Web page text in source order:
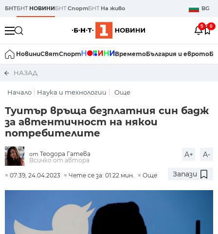
БНТБНТ НОВИНИБНТСпортБНТ На живо BG
5 0
НовиниСвятСпорт ВреметоБългария и еврото
НАЗАД
Начало Наука и технологии Още
Туитър връща безплатния син бадж
за автентичност на някои
потребителите
от Теодора Гатева
Всичко от автора
A+ A-
07:39, 24.04.2023 Чете се за: 01:22 мин. Още Запази